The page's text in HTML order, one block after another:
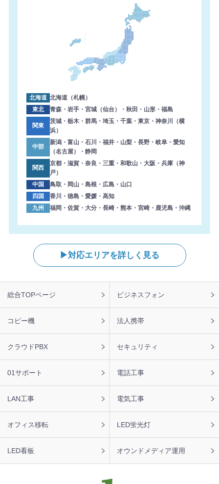
北海道 北海道（札幌）
東北
青森・岩手・宮城（仙台）・秋田・山形・福島
関東
茨城・栃木・群馬・埼玉・千葉・東京・神奈川（横
浜）
中部
新潟・富山・石川・福井・山梨・長野・岐阜・愛知
（名古屋）・静岡
関西
京都・滋賀・奈良・三重・和歌山・大阪・兵庫（神
戸）
中国
鳥取・岡山・島根・広島・山口
四国
香川・徳島・愛媛・高知
九州
福岡・佐賀・大分・長崎・熊本・宮崎・鹿児島・沖縄
対応エリアを詳しく見る
ッ
タ
総合TOPページ ビジネスフォン
コピー機 法人携帯
クラウドPBX セキュリティ
01サポート 電話工事
LAN工事 電気工事
オフィス移転 LED蛍光灯
LED看板 オウンドメディア運用